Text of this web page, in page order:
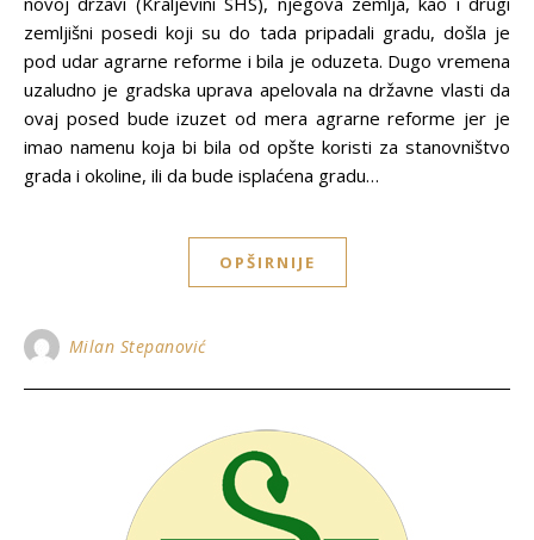
zemljišni posedi koji su do tada pripadali gradu, došla je
pod udar agrarne reforme i bila je oduzeta. Dugo vremena
uzaludno je gradska uprava apelovala na državne vlasti da
ovaj posed bude izuzet od mera agrarne reforme jer je
imao namenu koja bi bila od opšte koristi za stanovništvo
grada i okoline, ili da bude isplaćena gradu…
OPŠIRNIJE
Milan Stepanović